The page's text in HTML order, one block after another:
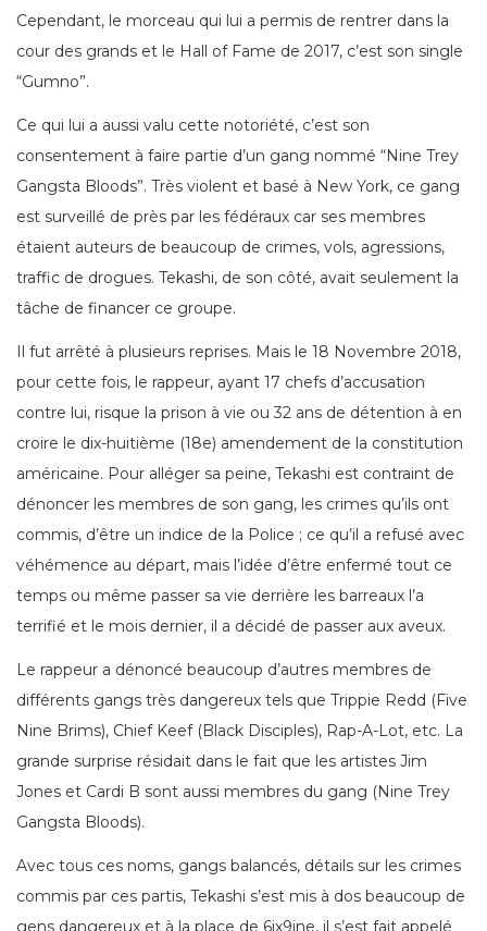
Cependant, le morceau qui lui a permis de rentrer dans la
cour des grands et le Hall of Fame de 2017, c’est son single
“Gumno”.
Ce qui lui a aussi valu cette notoriété, c’est son
consentement à faire partie d’un gang nommé “Nine Trey
Gangsta Bloods”. Très violent et basé à New York, ce gang
est surveillé de près par les fédéraux car ses membres
étaient auteurs de beaucoup de crimes, vols, agressions,
traffic de drogues. Tekashi, de son côté, avait seulement la
tâche de financer ce groupe.
Il fut arrêté à plusieurs reprises. Mais le 18 Novembre 2018,
pour cette fois, le rappeur, ayant 17 chefs d’accusation
contre lui, risque la prison à vie ou 32 ans de détention à en
croire le dix-huitième (18e) amendement de la constitution
américaine. Pour alléger sa peine, Tekashi est contraint de
dénoncer les membres de son gang, les crimes qu’ils ont
commis, d’être un indice de la Police ; ce qu’il a refusé avec
véhémence au départ, mais l’idée d’être enfermé tout ce
temps ou même passer sa vie derrière les barreaux l’a
terrifié et le mois dernier, il a décidé de passer aux aveux.
Le rappeur a dénoncé beaucoup d’autres membres de
différents gangs très dangereux tels que Trippie Redd (Five
Nine Brims), Chief Keef (Black Disciples), Rap-A-Lot, etc. La
grande surprise résidait dans le fait que les artistes Jim
Jones et Cardi B sont aussi membres du gang (Nine Trey
Gangsta Bloods).
Avec tous ces noms, gangs balancés, détails sur les crimes
commis par ces partis, Tekashi s’est mis à dos beaucoup de
gens dangereux et à la place de 6ix9ine, il s’est fait appelé